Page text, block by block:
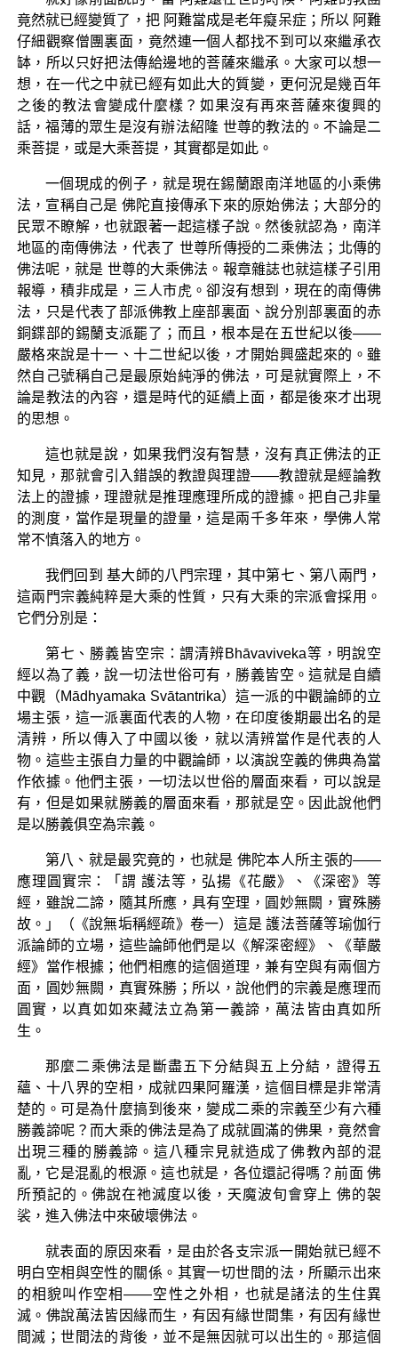
竟然就已經變質了，把 阿難當成是老年癡呆症；所以 阿難
仔細觀察僧團裏面，竟然連一個人都找不到可以來繼承衣
缽，所以只好把法傳給邊地的菩薩來繼承。大家可以想一
想，在一代之中就已經有如此大的質變，更何況是幾百年
之後的教法會變成什麼樣？如果沒有再來菩薩來復興的
話，福薄的眾生是沒有辦法紹隆 世尊的教法的。不論是二
乘菩提，或是大乘菩提，其實都是如此。
一個現成的例子，就是現在錫蘭跟南洋地區的小乘佛
法，宣稱自己是 佛陀直接傳承下來的原始佛法；大部分的
民眾不瞭解，也就跟著一起這樣子說。然後就認為，南洋
地區的南傳佛法，代表了 世尊所傳授的二乘佛法；北傳的
佛法呢，就是 世尊的大乘佛法。報章雜誌也就這樣子引用
報導，積非成是，三人市虎。卻沒有想到，現在的南傳佛
法，只是代表了部派佛教上座部裏面、說分別部裏面的赤
銅鍱部的錫蘭支派罷了；而且，根本是在五世紀以後——
嚴格來說是十一、十二世紀以後，才開始興盛起來的。雖
然自己號稱自己是最原始純淨的佛法，可是就實際上，不
論是教法的內容，還是時代的延續上面，都是後來才出現
的思想。
這也就是說，如果我們沒有智慧，沒有真正佛法的正
知見，那就會引入錯誤的教證與理證——教證就是經論教
法上的證據，理證就是推理應理所成的證據。把自己非量
的測度，當作是現量的證量，這是兩千多年來，學佛人常
常不慎落入的地方。
我們回到 基大師的八門宗理，其中第七、第八兩門，
這兩門宗義純粹是大乘的性質，只有大乘的宗派會採用。
它們分別是：
第七、勝義皆空宗：謂清辨Bhāvaviveka等，明說空
經以為了義，說一切法世俗可有，勝義皆空。這就是自續
中觀（Mādhyamaka Svātantrika）這一派的中觀論師的立
場主張，這一派裏面代表的人物，在印度後期最出名的是
清辨，所以傳入了中國以後，就以清辨當作是代表的人
物。這些主張自力量的中觀論師，以演說空義的佛典為當
作依據。他們主張，一切法以世俗的層面來看，可以說是
有，但是如果就勝義的層面來看，那就是空。因此說他們
是以勝義俱空為宗義。
第八、就是最究竟的，也就是 佛陀本人所主張的——
應理圓實宗：「謂 護法等，弘揚《花嚴》、《深密》等
經，雖說二諦，隨其所應，具有空理，圓妙無闕，實殊勝
故。」（《說無垢稱經疏》卷一）這是 護法菩薩等瑜伽行
派論師的立場，這些論師他們是以《解深密經》、《華嚴
經》當作根據；他們相應的這個道理，兼有空與有兩個方
面，圓妙無闕，真實殊勝；所以，說他們的宗義是應理而
圓實，以真如如來藏法立為第一義諦，萬法皆由真如所
生。
那麼二乘佛法是斷盡五下分結與五上分結，證得五
蘊、十八界的空相，成就四果阿羅漢，這個目標是非常清
楚的。可是為什麼搞到後來，變成二乘的宗義至少有六種
勝義諦呢？而大乘的佛法是為了成就圓滿的佛果，竟然會
出現三種的勝義諦。這八種宗見就造成了佛教內部的混
亂，它是混亂的根源。這也就是，各位還記得嗎？前面 佛
所預記的。佛說在祂滅度以後，天魔波旬會穿上 佛的袈
裟，進入佛法中來破壞佛法。
就表面的原因來看，是由於各支宗派一開始就已經不
明白空相與空性的關係。其實一切世間的法，所顯示出來
的相貌叫作空相——空性之外相，也就是諸法的生住異
滅。佛說萬法皆因緣而生，有因有緣世間集，有因有緣世
間滅；世間法的背後，並不是無因就可以出生的。那這個